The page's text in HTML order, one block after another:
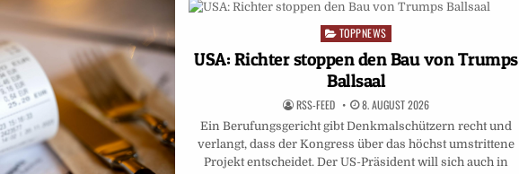
Posted
TOPPNEWS
USA: Richter stoppen den Bau von Trumps
Ballsaal
RSS-FEED 8. AUGUST 2026
Ein Berufungsgericht gibt Denkmalschützern recht und
verlangt, dass der Kongress über das höchst umstrittene
Projekt entscheidet. Der US-Präsident will sich auch in